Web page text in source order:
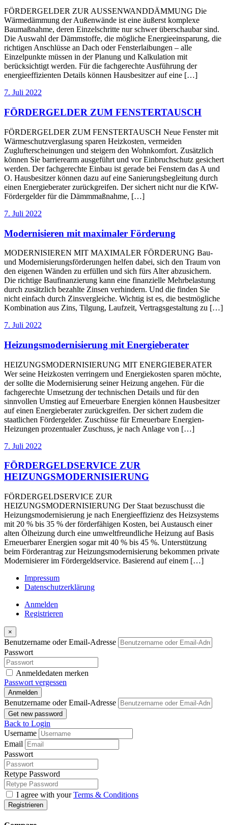
FÖRDERGELDER ZUR AUSSENWANDDÄMMUNG Die
Wärmedämmung der Außenwände ist eine äußerst komplexe
Baumaßnahme, deren Einzelschritte nur schwer überschaubar sind.
Die Auswahl der Dämmstoffe, die mögliche Energieeinsparung, die
richtigen Anschlüsse an Dach oder Fensterlaibungen – alle
Einzelpunkte müssen in der Planung und Kalkulation mit
berücksichtigt werden. Für die fachgerechte Ausführung der
energieeffizienten Details können Hausbesitzer auf eine […]
7. Juli 2022
FÖRDERGELDER ZUM FENSTERTAUSCH
FÖRDERGELDER ZUM FENSTERTAUSCH Neue Fenster mit
Wärmeschutzverglasung sparen Heizkosten, vermeiden
Zuglufterscheinungen und steigern den Wohnkomfort. Zusätzlich
können Sie barrierearm ausgeführt und vor Einbruchschutz gesichert
werden. Der fachgerechte Einbau ist gerade bei Fenstern das A und
O. Hausbesitzer können dazu auf eine Sanierungsbegleitung durch
einen Energieberater zurückgreifen. Der sichert nicht nur die KfW-
Fördergelder für die Dämmmaßnahme, […]
7. Juli 2022
Modernisieren mit maximaler Förderung
MODERNISIEREN MIT MAXIMALER FÖRDERUNG Bau-
und Modernisierungsförderungen helfen dabei, sich den Traum von
den eigenen Wänden zu erfüllen und sich fürs Alter abzusichern.
Die richtige Baufinanzierung kann eine finanzielle Mehrbelastung
durch zusätzlich bezahlte Zinsen verhindern. Und die finden Sie
nicht einfach durch Zinsvergleiche. Wichtig ist es, die bestmögliche
Kombination aus Zins, Tilgung, Laufzeit, Vertragsgestaltung zu […]
7. Juli 2022
Heizungsmodernisierung mit Energieberater
HEIZUNGSMODERNISIERUNG MIT ENERGIEBERATER
Wer seine Heizkosten verringern und Energiekosten sparen möchte,
der sollte die Modernisierung seiner Heizung angehen. Für die
fachgerechte Umsetzung der technischen Details und für den
sinnvollen Umstieg auf Erneuerbare Energien können Hausbesitzer
auf einen Energieberater zurückgreifen. Der sichert zudem die
staatlichen Fördergelder. Zuschüsse für Erneuerbare Energien-
Heizungen prozentualer Zuschuss, je nach Anlage von […]
7. Juli 2022
FÖRDERGELDSERVICE ZUR
HEIZUNGSMODERNISIERUNG
FÖRDERGELDSERVICE ZUR
HEIZUNGSMODERNISIERUNG Der Staat bezuschusst die
Heizungsmodernisierung je nach Energieeffizienz des Heizsystems
mit 20 % bis 35 % der förderfähigen Kosten, bei Austausch einer
alten Ölheizung durch eine umweltfreundliche Heizung auf Basis
Erneuerbarer Energien sogar mit 40 % bis 45 %. Unterstützung
beim Förderantrag zur Heizungsmodernisierung bekommen private
Modernisierer im Fördergeldservice. Basierend auf einem […]
Impressum
Datenschutzerklärung
Anmelden
Registrieren
×
Benutzername oder Email-Adresse
Passwort
Anmeldedaten merken
Passwort vergessen
Anmelden
Benutzername oder Email-Adresse
Get new password
Back to Login
Username
Email
Passwort
Retype Password
I agree with yourTerms & Conditions
Registrieren